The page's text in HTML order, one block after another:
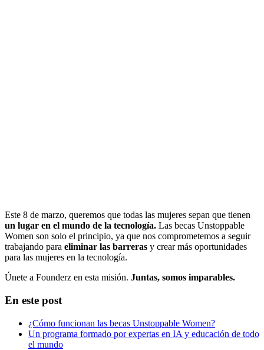
Este 8 de marzo, queremos que todas las mujeres sepan que tienen
un lugar en el mundo de la tecnología. Las becas Unstoppable
Women son solo el principio, ya que nos comprometemos a seguir
trabajando para eliminar las barreras y crear más oportunidades
para las mujeres en la tecnología.
Únete a Founderz en esta misión. Juntas, somos imparables.
En este post
¿Cómo funcionan las becas Unstoppable Women?
Un programa formado por expertas en IA y educación de todo
el mundo